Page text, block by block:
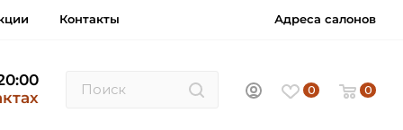
Контакты Адреса салонов
0 0